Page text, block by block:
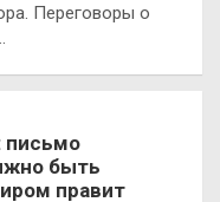
Переговоры о
письмо
быть
правит